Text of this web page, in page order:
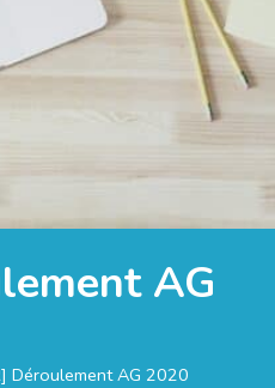
AG
Déroulement AG 2020